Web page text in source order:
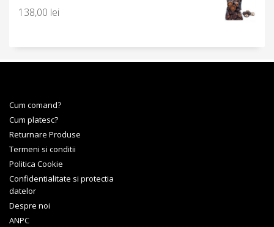
138,00 lei
Cum comand?
Cum platesc?
Returnare Produse
Termeni si conditii
Politica Cookie
Confidentialitate si protectia
datelor
Despre noi
ANPC